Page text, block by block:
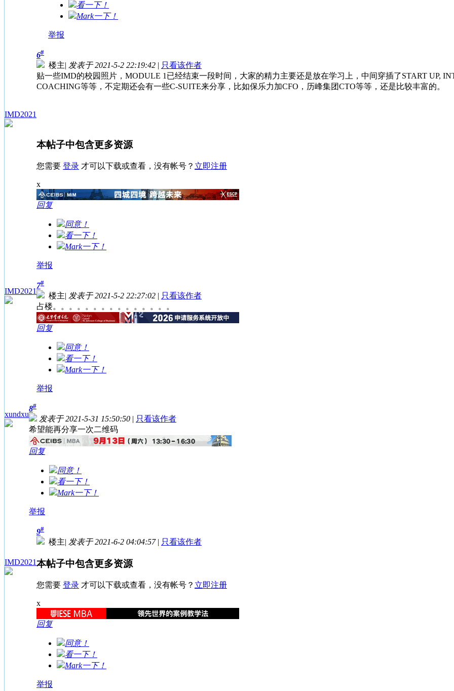
看一下！
Mark一下！
举报
IMD2021
6#
楼主| 发表于 2021-5-2 22:19:42 | 只看该作者
贴一些IMD的校园照片，MODULE 1已经结束一段时间，大家的精力主要还是放在学习上，中间穿插了START UP,
COACHING等等，不定期还会有一些C-SUITE来分享，比如保乐力加CFO，历峰集团CTO等等，还是比较丰富的。
本帖子中包含更多资源
您需要 登录 才可以下载或查看，没有帐号？ 立即注册
x
回复
同意！
看一下！
Mark一下！
举报
IMD2021
7#
楼主| 发表于 2021-5-2 22:27:02 | 只看该作者
占楼。。。。。。。。。。。。。。。
回复
同意！
看一下！
Mark一下！
举报
xundxu
8#
发表于 2021-5-31 15:50:50 | 只看该作者
希望能再分享一次二维码
回复
同意！
看一下！
Mark一下！
举报
IMD2021
9#
楼主| 发表于 2021-6-2 04:04:57 | 只看该作者
本帖子中包含更多资源
您需要 登录 才可以下载或查看，没有帐号？ 立即注册
x
回复
同意！
看一下！
Mark一下！
举报